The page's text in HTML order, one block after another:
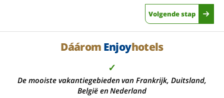
Volgende stap
Dáárom Enjoyhotels
✓
De mooiste vakantiegebieden van Frankrijk, Duitsland,
België en Nederland